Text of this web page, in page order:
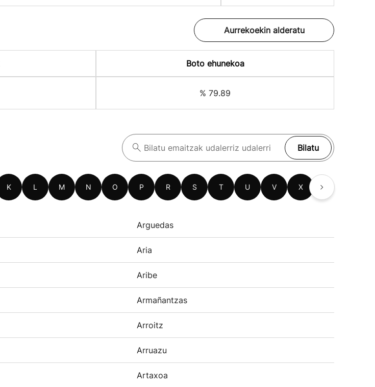
Aurrekoekin alderatu
Boto ehunekoa
% 79.89
Bilatu
K L M N O P R S T U V X
Arguedas
Aria
Aribe
Armañantzas
Arroitz
Arruazu
Artaxoa